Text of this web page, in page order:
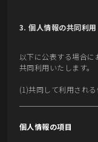
3. 個人情報の共同利用
以下に公表する場合
共同利用いたします。
(1)共同して利用され
個人情報の項目